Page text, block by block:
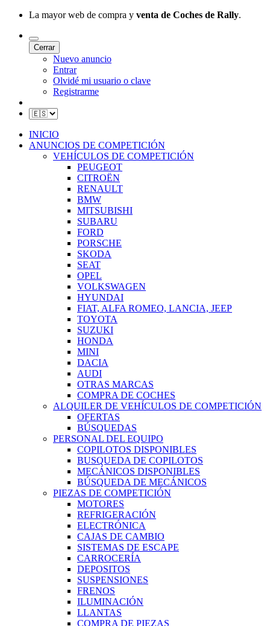
La mayor web de compra y venta de Coches de Rally.
Cerrar
Nuevo anuncio
Entrar
Olvidé mi usuario o clave
Registrarme
INICIO
ANUNCIOS DE COMPETICIÓN
VEHÍCULOS DE COMPETICIÓN
PEUGEOT
CITROËN
RENAULT
BMW
MITSUBISHI
SUBARU
FORD
PORSCHE
SKODA
SEAT
OPEL
VOLKSWAGEN
HYUNDAI
FIAT, ALFA ROMEO, LANCIA, JEEP
TOYOTA
SUZUKI
HONDA
MINI
DACIA
AUDI
OTRAS MARCAS
COMPRA DE COCHES
ALQUILER DE VEHÍCULOS DE COMPETICIÓN
OFERTAS
BÚSQUEDAS
PERSONAL DEL EQUIPO
COPILOTOS DISPONIBLES
BUSQUEDA DE COPILOTOS
MECÁNICOS DISPONIBLES
BÚSQUEDA DE MECÁNICOS
PIEZAS DE COMPETICIÓN
MOTORES
REFRIGERACIÓN
ELECTRÓNICA
CAJAS DE CAMBIO
SISTEMAS DE ESCAPE
CARROCERÍA
DEPOSITOS
SUSPENSIONES
FRENOS
ILUMINACIÓN
LLANTAS
COMPRA DE PIEZAS